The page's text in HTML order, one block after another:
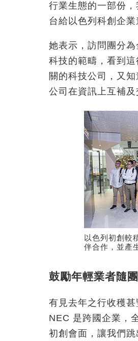
行業生態的一部份
台給以色列科創企業
她表示，訪問團分
科技的範疇，看到
關的科技公司，又
公司在資訊上互補
以色列初創較
伴合作，並產
鼓勵年輕業者隨
有見去年之行收穫
NEC 是跨國企業，
初創會面，讓我們